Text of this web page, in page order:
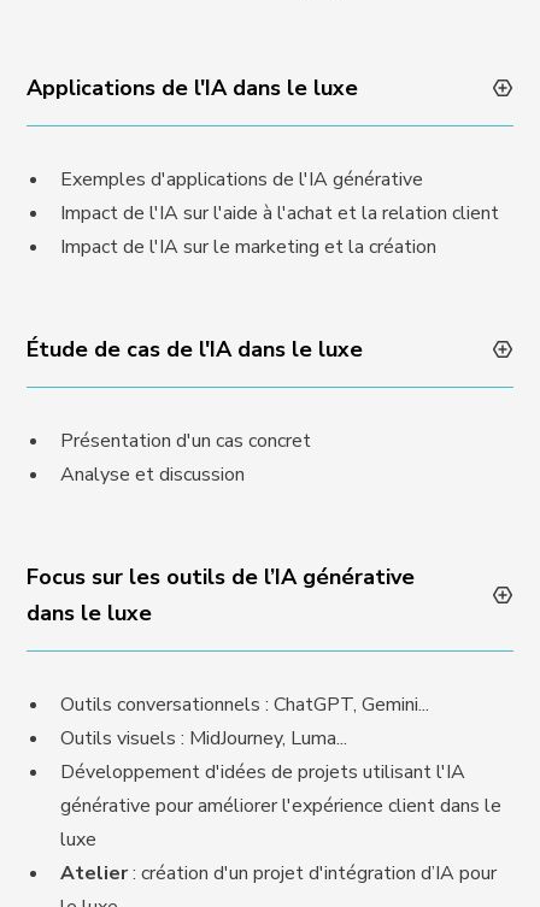
Applications de l'IA dans le luxe
Exemples d'applications de l'IA générative
Impact de l'IA sur l'aide à l'achat et la relation client
Impact de l'IA sur le marketing et la création
Étude de cas de l'IA dans le luxe
Présentation d'un cas concret
Analyse et discussion
Focus sur les outils de l’IA générative
dans le luxe
Outils conversationnels : ChatGPT, Gemini...
Outils visuels : MidJourney, Luma...
Développement d'idées de projets utilisant l'IA
générative pour améliorer l'expérience client dans le
luxe
Atelier: création d'un projet d'intégration d’IA pour